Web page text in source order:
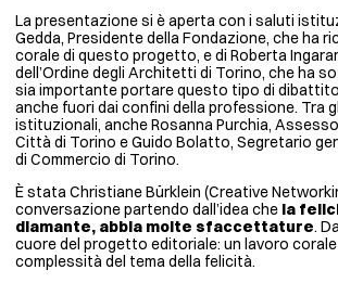
La presentazione si è aperta con i saluti
Gedda, Presidente della Fondazione, che ha
corale di questo progetto, e di Roberta
dell’Ordine degli Architetti di Torino, che ha
sia importante portare questo tipo di
anche fuori dai confini della professione. Tra
istituzionali, anche Rosanna Purchia,
Città di Torino e Guido Bolatto, Segretario
di Commercio di Torino.
È stata Christiane Bürklein (Creative
conversazione partendo dall’idea che la
diamante, abbia molte sfaccettature.
cuore del progetto editoriale: un lavoro
complessità del tema della felicità.